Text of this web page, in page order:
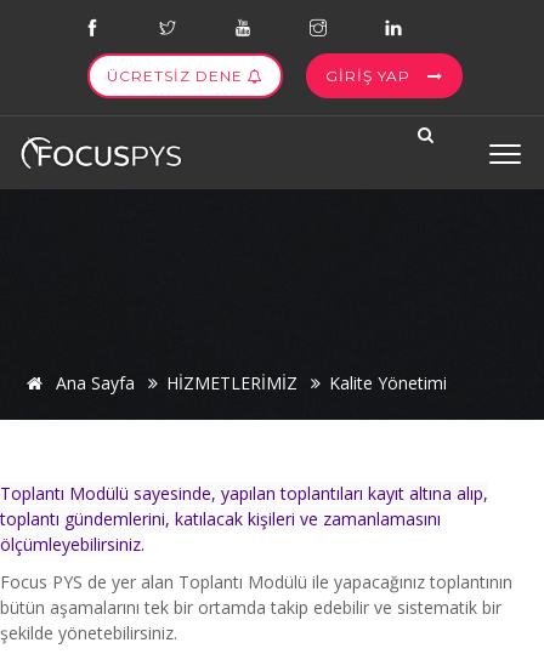
ÜCRETSİZ DENE GİRİŞ YAP
Ana Sayfa HİZMETLERİMİZ Kalite Yönetimi
Toplantı Modülü sayesinde, yapılan toplantıları kayıt altına alıp,
toplantı gündemlerini, katılacak kişileri ve zamanlamasını
ölçümleyebilirsiniz.
Focus PYS de yer alan Toplantı Modülü ile yapacağınız toplantının
bütün aşamalarını tek bir ortamda takip edebilir ve sistematik bir
şekilde yönetebilirsiniz.